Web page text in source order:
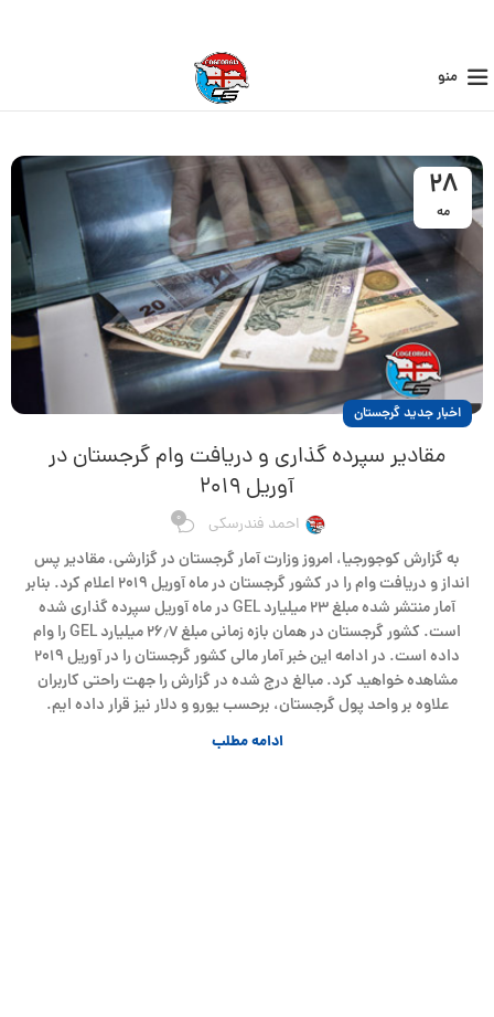
منو
28
مه
اخبار جدید گرجستان
مقادیر سپرده گذاری و دریافت وام گرجستان در
آوریل ۲۰۱۹
احمد فندرسکی 0
به گزارش کوجورجیا، امروز وزارت آمار گرجستان در گزارشی، مقادیر پس
انداز و دریافت وام را در کشور گرجستان در ماه آوریل ۲۰۱۹ اعلام کرد. بنابر
آمار منتشر شده مبلغ ۲۳ میلیارد GEL در ماه آوریل سپرده گذاری شده
است. کشور گرجستان در همان بازه زمانی مبلغ ۲۶٫۷ میلیارد GEL را وام
داده است. در ادامه این خبر آمار مالی کشور گرجستان را در آوریل ۲۰۱۹
مشاهده خواهید کرد. مبالغ درج شده در گزارش را جهت راحتی کاربران
علاوه بر واحد پول گرجستان، برحسب یورو و دلار نیز قرار داده ایم.
ادامه مطلب